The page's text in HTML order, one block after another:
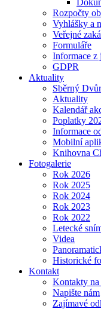
Rozpočty
Vyhlášky a
Veřejné
Formuláře
Informace z
GDPR
Aktuality
Sběrný
Aktuality
Kalendář
Poplatky
Informace
Mobilní
Knihovna
Fotogalerie
Rok 2026
Rok 2025
Rok 2024
Rok 2023
Rok 2022
Letecké
Videa
Historické
Kontakt
Kontakty na
Napište nám
Zajímavé